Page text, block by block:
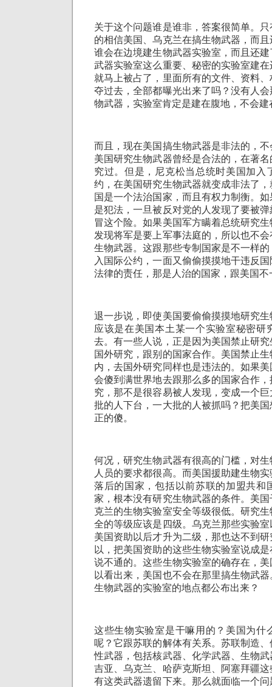
关于这个问题谁是谁非，答案很简单。
的相信美国、乌克兰在搞生物武器，而
谁会在边境建生物武器实验室，而且还
武器实验室这么重要、秘密的实验室建
就马上被占了，里面所有的文件、资料
夺过去，全部都曝光出来了吗？没有人
物武器，实验室肯定是建在腹地，不会建
而且，现在美国搞生物武器是非法的，
美国研究生物武器曾经是合法的，在著
究过。但是，尼克松当总统时美国加入
约，在美国研究生物武器就变成非法了
国是一个法治国家，而且有权力制衡。
是犯法，一旦被反对党的人发现了要被
冒这个险。如果美国军方瞒着总统研究
发现将军是要上军事法庭的，所以也不
生物武器。这跟那些专制国家是不一样
入国际公约，一面又偷偷摸摸地干违反
法律的责任，那是人治的国家，跟美国不
退一步说，即使美国要偷偷摸摸地研究
应该是在美国本土某一个实验室秘密研
去。有一些人说，正是因为美国禁止研
国外研究，跟别的国家合作。美国禁止
内，去国外研究同样也是违法的。如果
会傻到满世界地去跟那么多的国家合作
究，那不是很容易被人发现，变成一个
批的人下台，一大批的人被抓吗？把美
正的傻。
何况，研究生物武器有很高的门槛，对
人员的要求都很高。而美国援助建生物
落后的国家，包括以前苏联的加盟共和
家，根本没有研究生物武器的条件。美
克兰的生物实验室安全等级很低。研究
全的等级应该是四级。乌克兰那些实验
美国资助以后才升为二级，那也达不到
以，把美国资助的这些生物实验室说成
说不通的。这些生物实验室的确存在，
以看出来，美国也不会在那里搞生物武
生物武器的实验室的地点都公布出来？
这些生物实验室是干嘛用的？美国为什
呢？它跟苏联的解体有关系。苏联制造
性武器，包括核武器、化学武器、生物
吉亚、乌克兰、哈萨克斯坦、阿塞拜疆
有这类武器遗留下来。那么就面临一个